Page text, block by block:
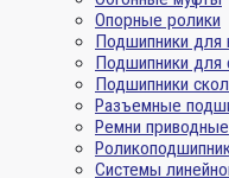
Опорные ролики
Подшипники для
Подшипники для
Подшипники
Разъемные
Ремни приводные
Системы